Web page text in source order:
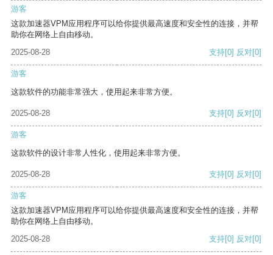
游客
这款加速器VPM应用程序可以给你提供最高速度和安全性的连接，并帮
助你在网络上自由移动。
2025-08-28
支持[0] 反对[0]
游客
这款软件的功能非常强大，使用起来非常方便。
2025-08-28 支持[0] 反对[0]
游客
这款软件的设计非常人性化，使用起来非常方便。
2025-08-28 支持[0] 反对[0]
游客
这款加速器VPM应用程序可以给你提供最高速度和安全性的连接，并帮
助你在网络上自由移动。
2025-08-28
支持[0] 反对[0]